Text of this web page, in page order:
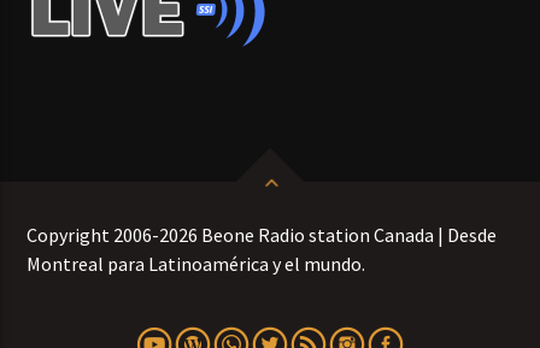
Copyright 2006-2026 Beone Radio station Canada | Desde
Montreal para Latinoamérica y el mundo.